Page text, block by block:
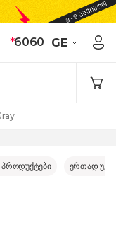
*6060 GE
პროდუქტები ერთად